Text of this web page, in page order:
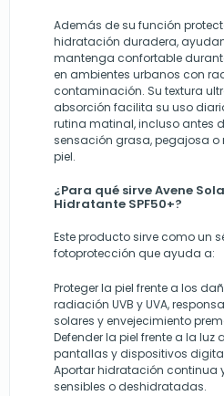
Además de su función
hidratación duradera,
mantenga confortable
en ambientes urbanos con
contaminación. Su textura
absorción facilita su uso
rutina matinal, incluso antes
sensación grasa, pegajosa o
piel.
¿Para qué sirve Avene
Hidratante SPF50+?
Este producto sirve como un
fotoprotección que ayuda a:
Proteger la piel frente a los
radiación UVB y UVA,
solares y envejecimiento
Defender la piel frente a la luz
pantallas y dispositivos
Aportar hidratación continua
sensibles o deshidratadas.